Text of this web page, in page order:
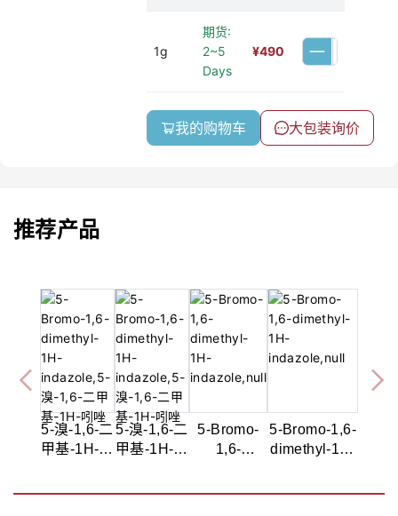
1g
期货:
2~5
Days
¥490
我的购物车 大包装询价
推荐产品
5-溴-1,6-二
甲基-1H-吲
5-溴-1,6-二
甲基-1H-吲
5-Bromo-
1,6-
5-Bromo-1,6-
dimethyl-1H-